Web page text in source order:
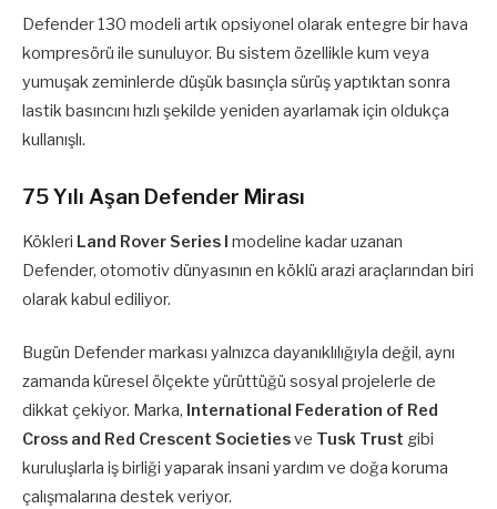
Defender 130 modeli artık opsiyonel olarak entegre bir hava
kompresörü ile sunuluyor. Bu sistem özellikle kum veya
yumuşak zeminlerde düşük basınçla sürüş yaptıktan sonra
lastik basıncını hızlı şekilde yeniden ayarlamak için oldukça
kullanışlı.
75 Yılı Aşan Defender Mirası
Kökleri Land Rover Series I modeline kadar uzanan
Defender, otomotiv dünyasının en köklü arazi araçlarından biri
olarak kabul ediliyor.
Bugün Defender markası yalnızca dayanıklılığıyla değil, aynı
zamanda küresel ölçekte yürüttüğü sosyal projelerle de
dikkat çekiyor. Marka, International Federation of Red
Cross and Red Crescent Societiesve Tusk Trust gibi
kuruluşlarla iş birliği yaparak insani yardım ve doğa koruma
çalışmalarına destek veriyor.